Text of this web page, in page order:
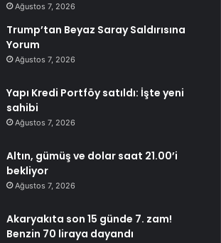
Ağustos 7, 2026
Trump’tan Beyaz Saray Saldırısına
Yorum
Ağustos 7, 2026
Yapı Kredi Portföy satıldı: İşte yeni
sahibi
Ağustos 7, 2026
Altın, gümüş ve dolar saat 21.00’i
bekliyor
Ağustos 7, 2026
Akaryakıta son 15 günde 7. zam!
Benzin 70 liraya dayandı